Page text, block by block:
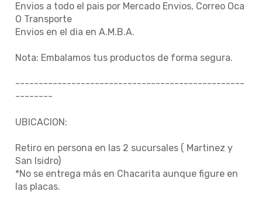
Envios a todo el pais por Mercado Envios, Correo Oca
O Transporte
Envios en el dia en A.M.B.A.
Nota: Embalamos tus productos de forma segura.
-------------------------------------------------
--------
UBICACION:
Retiro en persona en las 2 sucursales ( Martinez y
San Isidro)
*No se entrega más en Chacarita aunque figure en
las placas.